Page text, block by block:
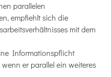
parallelen
empfiehlt sich die
mit dem
Informationspflicht
er parallel ein weiteres